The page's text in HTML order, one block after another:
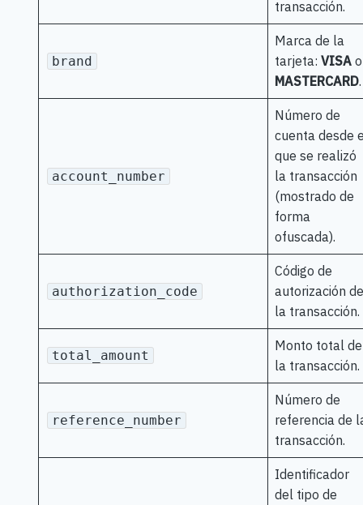
transacción.
brand
Marca de la
tarjeta: VISAo
MASTERCARD.
account_number
Número de
cuenta desde
que se realizó
la transacción
(mostrado de
forma
ofuscada).
authorization_code
Código de
autorización de
la transacción.
total_amount
Monto total de
la transacción.
reference_number
Número de
referencia de
transacción.
Identificador
del tipo de